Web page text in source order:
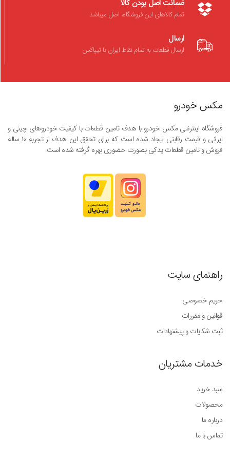
ضمانت اصل بودن کالا
تمام کالاهای این فروشگاه، اصل میباشد
ارسال
ارسال قطعات به تمام نقاط ایران با تیپاکس
مکس خودرو
فروشگاه اینترنتی مکس خودرو با هدف تامین قطعات با کیفیت خودروهای چینی و
ایرانی و قیمت رقابتی ایجاد شده است که برای تحقق این هدف از تجربه ۱۰ ساله
فروش و تامین قطعات یدکی بصورت حضوری بهره گرفته شده است.
راهنمای سایت
حریم خصوصی
قوانین و مقررات
ثبت شکایات و پیشنهادات
خدمات مشتریان
سبد خرید
محصولات
درباره ما
تماس با ما